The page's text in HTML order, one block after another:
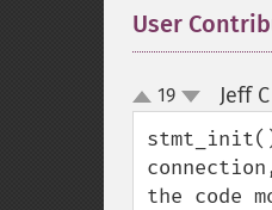
User
up
down
19 Jeff C
the code